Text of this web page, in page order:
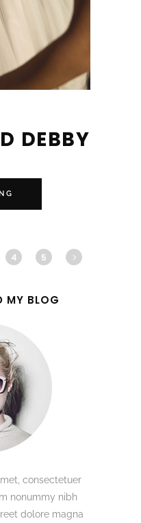
DEBBY
4 5
MY BLOG
consectetuer
nonummy nibh
dolore magna